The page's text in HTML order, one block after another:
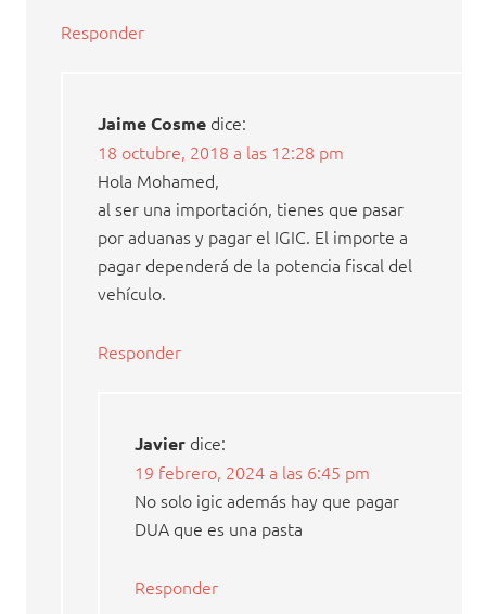
Responder
Jaime Cosme dice:
18 octubre, 2018 a las 12:28 pm
Hola Mohamed,
al ser una importación, tienes que pasar
por aduanas y pagar el IGIC. El importe a
pagar dependerá de la potencia fiscal del
vehículo.
Responder
Javier dice:
19 febrero, 2024 a las 6:45 pm
No solo igic además hay que pagar
DUA que es una pasta
Responder